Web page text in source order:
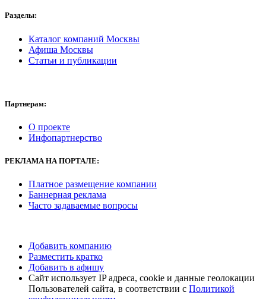
Разделы:
Каталог компаний Москвы
Афиша Москвы
Статьи и публикации
Партнерам:
О проекте
Инфопартнерство
РЕКЛАМАНА ПОРТАЛЕ:
Платное размещение компании
Баннерная реклама
Часто задаваемые вопросы
Добавить компанию
Разместить кратко
Добавить в афишу
Сайт использует IP адреса, cookie и данные геолокации
Пользователей сайта, в соответствии с Политикой